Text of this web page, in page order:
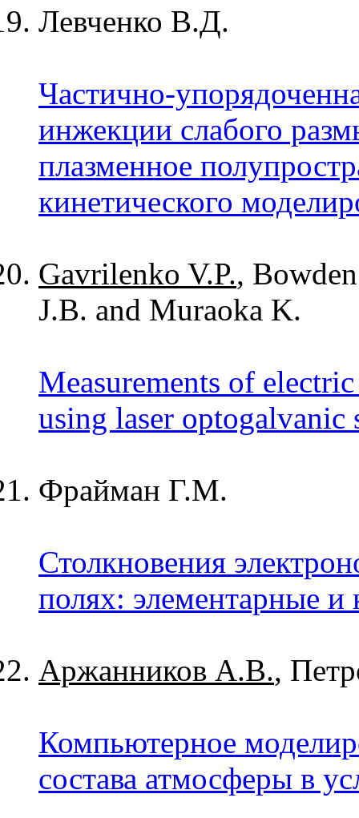
Левченко В.Д.
Частично-
инжекции слабого
плазменное
кинетического
Gavrilenko V.P.,
J.B. and Muraoka K.
Measurements of
using laser optogalvanic
Фрайман Г.М.
Столкновения
полях: элементарные и
Аржанников А.В.,
Компьютерное
состава атмосферы в